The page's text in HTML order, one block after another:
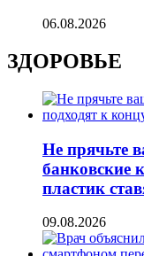
06.08.2026
ЗДОРОВЬЕ
Не прячьте
банковские
пластик
09.08.2026